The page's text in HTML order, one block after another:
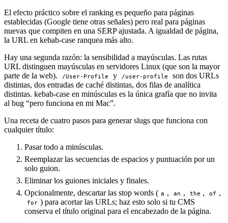
El efecto práctico sobre el ranking es pequeño para páginas
establecidas (Google tiene otras señales) pero real para páginas
nuevas que compiten en una SERP ajustada. A igualdad de página,
la URL en kebab-case ranquea más alto.
Hay una segunda razón: la sensibilidad a mayúsculas. Las rutas
URL distinguen mayúsculas en servidores Linux (que son la mayor
parte de la web).
/User-Profile y /user-profile
son dos URLs
distintas, dos entradas de caché distintas, dos filas de analítica
distintas. kebab-case en minúsculas es la única grafía que no invita
al bug “pero funciona en mi Mac”.
Una receta de cuatro pasos para generar slugs que funciona con
cualquier título:
Pasar todo a minúsculas.
Reemplazar las secuencias de espacios y puntuación por un
solo guion.
Eliminar los guiones iniciales y finales.
Opcionalmente, descartar las stop words ( a , an , the , of ,
for ) para acortar las URLs; haz esto solo si tu CMS
conserva el título original para el encabezado de la página.